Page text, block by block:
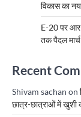
विकास का
E-20 पर
तक पैदल
Recent
Shivam sachan on
छात्र-छात्राओं में खुशी